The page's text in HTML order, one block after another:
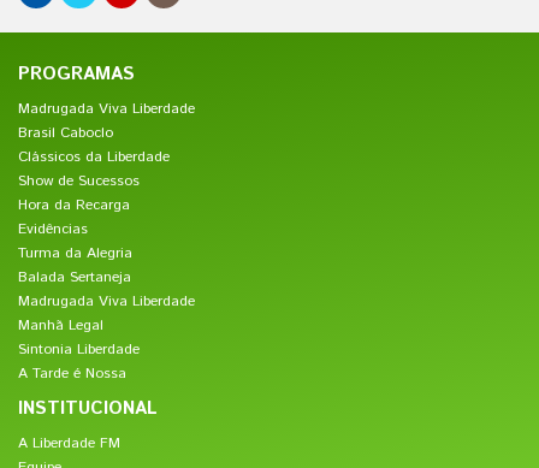
PROGRAMAS
Madrugada Viva Liberdade
Brasil Caboclo
Clássicos da Liberdade
Show de Sucessos
Hora da Recarga
Evidências
Turma da Alegria
Balada Sertaneja
Madrugada Viva Liberdade
Manhã Legal
Sintonia Liberdade
A Tarde é Nossa
INSTITUCIONAL
A Liberdade FM